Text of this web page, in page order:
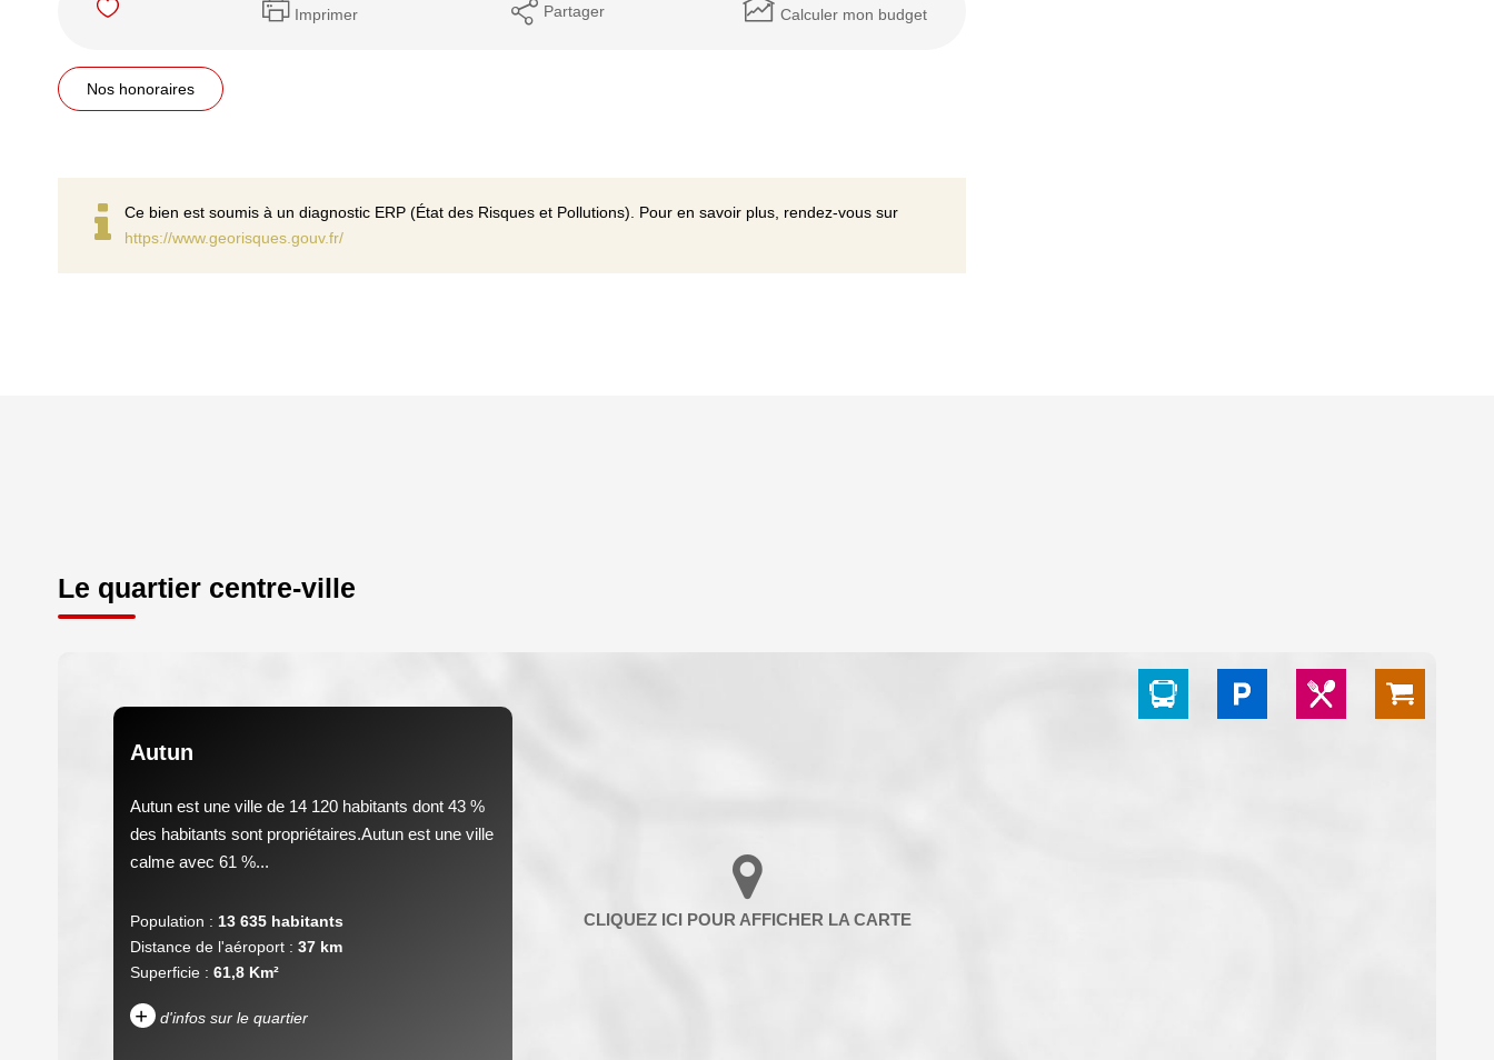
Imprimer Partager Calculer mon budget
Nos honoraires
Ce bien est soumis à un diagnostic ERP (État des Risques et Pollutions). Pour en savoir plus, rendez-vous sur
https://www.georisques.gouv.fr/
Le quartier centre-ville
Autun
Autun est une ville de 14 120 habitants dont 43 %
des habitants sont propriétaires.Autun est une ville
calme avec 61 %...
Population : 13 635 habitants
Distance de l'aéroport : 37 km
Superficie : 61,8 Km²
+ d'infos sur le quartier